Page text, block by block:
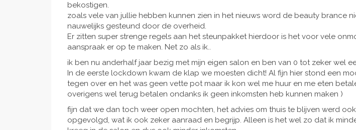
bekostigen.
zoals vele van jullie hebben kunnen zien in het nieuws word de beauty brance
nauwelijks gesteund door de overheid.
Er zitten super strenge regels aan het steunpakket hierdoor is het voor vele
aanspraak er op te maken. Net zo als ik..
ik ben nu anderhalf jaar bezig met mijn eigen salon en ben van 0 tot zeker wel
In de eerste lockdown kwam de klap we moesten dicht! Al fijn hier stond een
tegen over en het was geen vette pot maar ik kon wel me huur en me eten
overigens wel terug betalen ondanks ik geen inkomsten heb kunnen maken )
fijn dat we dan toch weer open mochten, het advies om thuis te blijven werd
opgevolgd, wat ik ook zeker aanraad en begrijp. Alleen is het wel zo dat ik